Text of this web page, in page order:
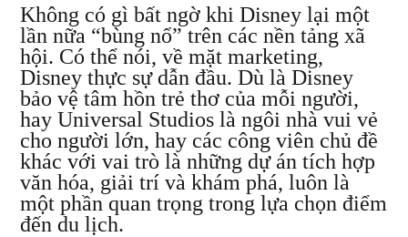
Không có gì bất ngờ khi Disney lại một
lần nữa “bùng nổ” trên các nền tảng xã
hội. Có thể nói, về mặt marketing,
Disney thực sự dẫn đầu. Dù là Disney
bảo vệ tâm hồn trẻ thơ của mỗi người,
hay Universal Studios là ngôi nhà vui vẻ
cho người lớn, hay các công viên chủ đề
khác với vai trò là những dự án tích hợp
văn hóa, giải trí và khám phá, luôn là
một phần quan trọng trong lựa chọn điểm
đến du lịch.